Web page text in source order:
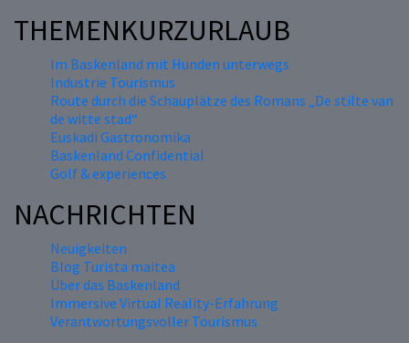
THEMENKURZURLAUB
Im Baskenland mit Hunden unterwegs
Industrie Tourismus
Route durch die Schauplätze des Romans „De stilte van
de witte stad“
Euskadi Gastronomika
Baskenland Confidential
Golf & experiences
NACHRICHTEN
Neuigkeiten
Blog Turista maitea
Über das Baskenland
Immersive Virtual Reality-Erfahrung
Verantwortungsvoller Tourismus